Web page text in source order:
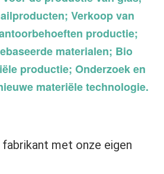
Verkoop van
productie;
materialen; Bio
productie; Onderzoek en
materiële technologie.
met onze eigen